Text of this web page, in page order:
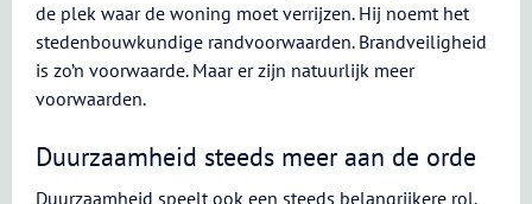
de plek waar de woning moet verrijzen. Hij noemt het
stedenbouwkundige randvoorwaarden. Brandveiligheid
is zo’n voorwaarde. Maar er zijn natuurlijk meer
voorwaarden.
Duurzaamheid steeds meer aan de orde
Duurzaamheid speelt ook een steeds belangrijkere rol.